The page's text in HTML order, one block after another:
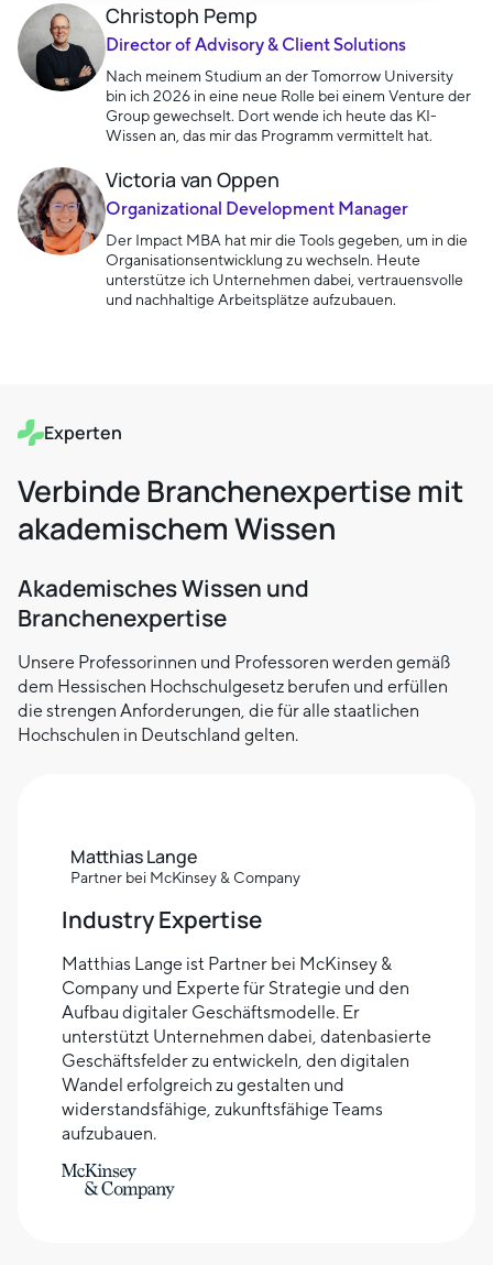
Christoph Pemp
Director of Advisory & Client Solutions
Nach meinem Studium an der Tomorrow University
bin ich 2026 in eine neue Rolle bei einem Venture der
Group gewechselt. Dort wende ich heute das KI-
Wissen an, das mir das Programm vermittelt hat.
Victoria van Oppen
Organizational Development Manager
Der Impact MBA hat mir die Tools gegeben, um in die
Organisationsentwicklung zu wechseln. Heute
unterstütze ich Unternehmen dabei, vertrauensvolle
und nachhaltige Arbeitsplätze aufzubauen.
Experten
Verbinde Branchenexpertise mit
akademischem Wissen
Matthias Lange
Partner bei McKinsey & Company
Industry Expertise
Matthias Lange ist Partner bei McKinsey &
Company und Experte für Strategie und den
Aufbau digitaler Geschäftsmodelle. Er
unterstützt Unternehmen dabei, datenbasierte
Geschäftsfelder zu entwickeln, den digitalen
Wandel erfolgreich zu gestalten und
widerstandsfähige, zukunftsfähige Teams
aufzubauen.
Akademisches Wissen und
Branchenexpertise
Unsere Professorinnen und Professoren werden gemäß
dem Hessischen Hochschulgesetz berufen und erfüllen
die strengen Anforderungen, die für alle staatlichen
Hochschulen in Deutschland gelten.